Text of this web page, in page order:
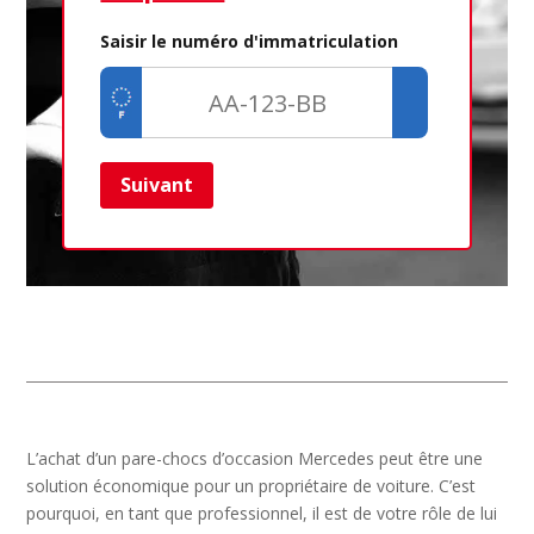
Saisir le numéro d'immatriculation
Suivant
L’achat d’un pare-chocs d’occasion Mercedes peut être une
solution économique pour un propriétaire de voiture. C’est
pourquoi, en tant que professionnel, il est de votre rôle de lui